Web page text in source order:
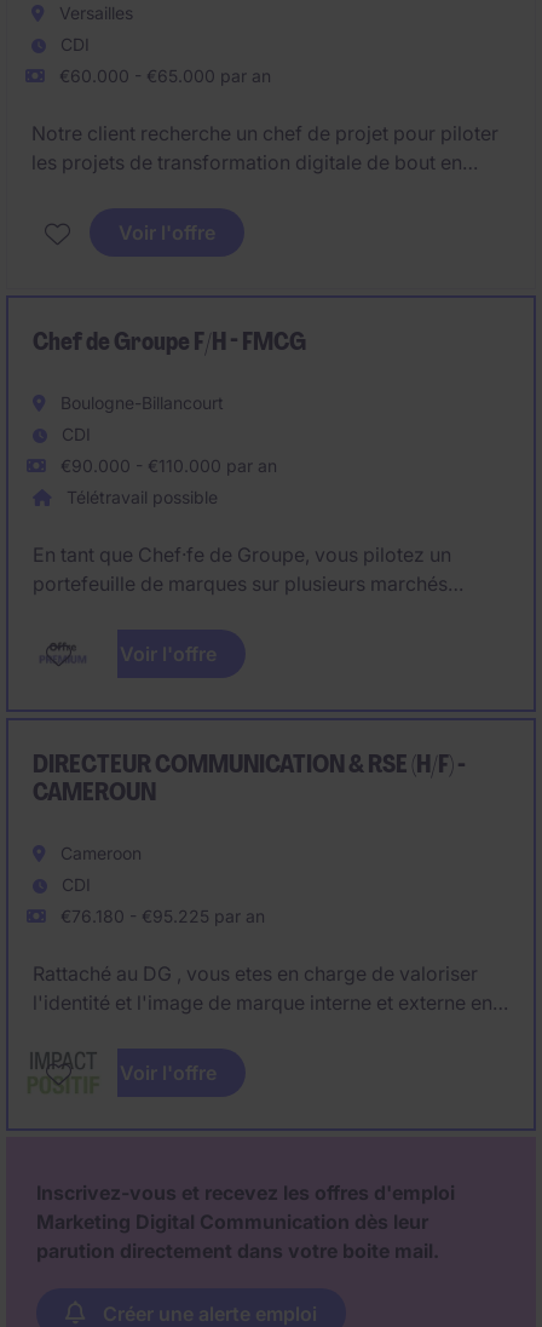
Versailles
CDI
€60.000 - €65.000 par an
Notre client recherche un chef de projet pour piloter
les projets de transformation digitale de bout en
nouvelle stratégie du groupe.
Voir l'offre
Chef de Groupe F/H - FMCG
Boulogne-Billancourt
CDI
€90.000 - €110.000 par an
Télétravail possible
En tant que Chef·fe de Groupe, vous pilotez un
portefeuille de marques sur plusieurs marchés
personnes, Chefs de Produits et Alternants /
Stagiaires. Le poste est basé dans les Hauts-de-
Voir l'offre
DIRECTEUR COMMUNICATION & RSE (H/F) -
CAMEROUN
Cameroon
CDI
€76.180 - €95.225 par an
Rattaché au DG , vous etes en charge de valoriser
l'identité et l'image de marque interne et externe en
avec la direction générale.Vous pilotez la
communication institutionnelle et la politique de
notamment la supervision d'une fondation.
Voir l'offre
Inscrivez-vous et recevez les offres d'emploi
Marketing Digital Communication dès leur
parution directement dans votre boite mail.
Créer une alerte emploi